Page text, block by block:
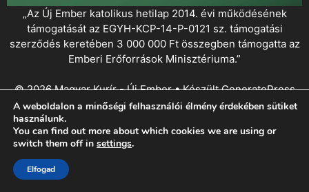
„Az Új Ember katolikus hetilap 2014. évi működésének
támogatását az EGYH-KCP-14-P-0121 sz. támogatási
szerződés keretében 3 000 000 Ft összegben támogatta az
Emberi Erőforrások Minisztériuma.”
© 2026 Magyar Kurír - Új Ember• KészültGeneratePress
A weboldalon a minőségi felhasználói élmény érdekében sütiket
használunk.
You can find out more about which cookies we are using or
switch them off in settings.
Elfogad